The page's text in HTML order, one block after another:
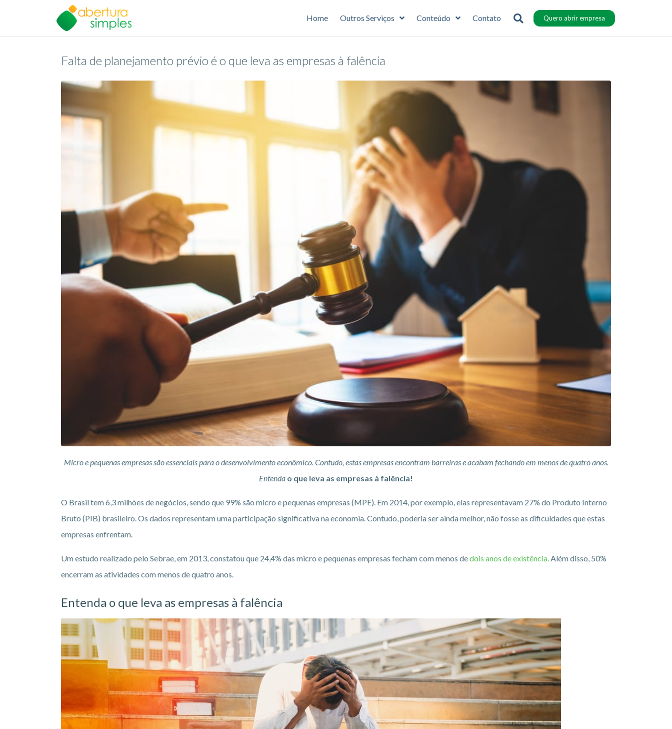
Home Outros Serviços Conteúdo Contato Quero abrir empresa
Falta de planejamento prévio é o que leva as empresas à falência
Micro e pequenas empresas são essenciais para o desenvolvimento econômico. Contudo, estas empresas encontram barreiras e acabam fechando em menos de quatro anos.
Entenda o que leva as empresas à falência!
O Brasil tem 6,3 milhões de negócios, sendo que 99% são micro e pequenas empresas (MPE). Em 2014, por exemplo, elas representavam 27% do Produto Interno
Bruto (PIB) brasileiro. Os dados representam uma participação significativa na economia. Contudo, poderia ser ainda melhor, não fosse as dificuldades que estas
empresas enfrentam.
Um estudo realizado pelo Sebrae, em 2013, constatou que 24,4% das micro e pequenas empresas fecham com menos dedois anos de existência.Além disso, 50%
encerram as atividades com menos de quatro anos.
Entenda o que leva as empresas à falência